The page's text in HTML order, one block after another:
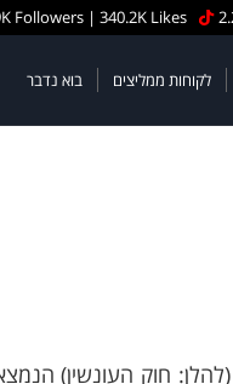
Followers | 340.2K Likes
לקוחות ממליצים בוא נדבר
(להלן: חוק העונשין)